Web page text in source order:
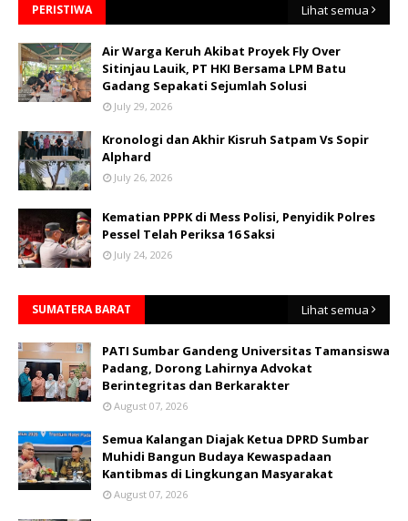
PERISTIWA Lihat semua
Air Warga Keruh Akibat Proyek Fly Over
Sitinjau Lauik, PT HKI Bersama LPM Batu
Gadang Sepakati Sejumlah Solusi
July 29, 2026
Kronologi dan Akhir Kisruh Satpam Vs Sopir
Alphard
July 26, 2026
Kematian PPPK di Mess Polisi, Penyidik Polres
Pessel Telah Periksa 16 Saksi
July 24, 2026
SUMATERA BARAT Lihat semua
PATI Sumbar Gandeng Universitas Tamansiswa
Padang, Dorong Lahirnya Advokat
Berintegritas dan Berkarakter
August 07, 2026
Semua Kalangan Diajak Ketua DPRD Sumbar
Muhidi Bangun Budaya Kewaspadaan
Kantibmas di Lingkungan Masyarakat
August 07, 2026